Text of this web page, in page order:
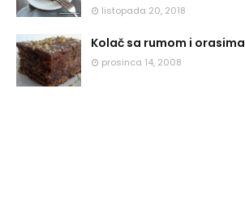
listopada 20, 2018
Kolač sa rumom i orasima
prosinca 14, 2008